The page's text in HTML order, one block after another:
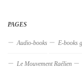
PAGES
Audio-books E-books
Le Mouvement Raélien